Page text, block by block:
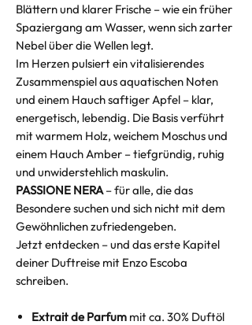
Blättern und klarer Frische – wie ein früher
Spaziergang am Wasser, wenn sich zarter
Nebel über die Wellen legt.
Im Herzen pulsiert ein vitalisierendes
Zusammenspiel aus aquatischen Noten
und einem Hauch saftiger Apfel – klar,
energetisch, lebendig. Die Basis verführt
mit warmem Holz, weichem Moschus und
einem Hauch Amber – tiefgründig, ruhig
und unwiderstehlich maskulin.
PASSIONE NERA– für alle, die das
Besondere suchen und sich nicht mit dem
Gewöhnlichen zufriedengeben.
Jetzt entdecken – und das erste Kapitel
deiner Duftreise mit Enzo Escoba
schreiben.
Extrait de Parfum mit ca. 30% Duftöl